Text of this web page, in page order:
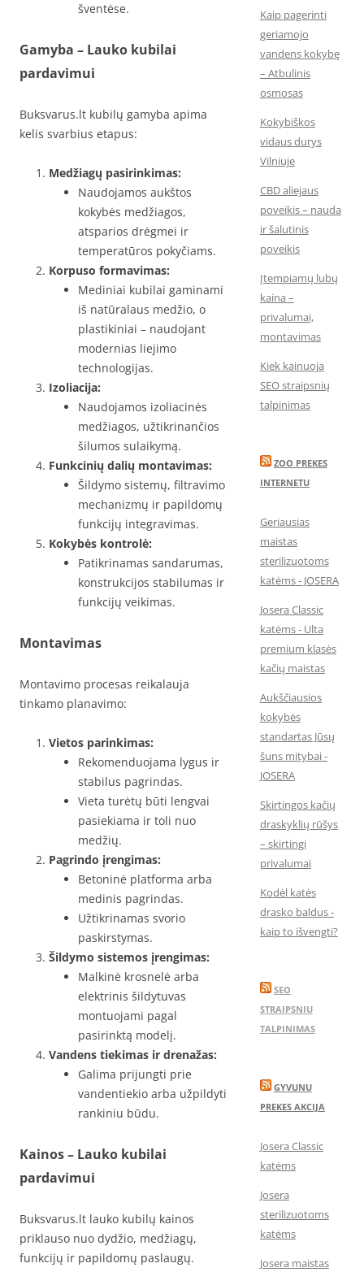
šventėse.
Gamyba – Lauko kubilai
pardavimui
Buksvarus.lt kubilų gamyba apima
kelis svarbius etapus:
Medžiagų pasirinkimas:
Naudojamos aukštos
kokybės medžiagos,
atsparios drėgmei ir
temperatūros pokyčiams.
Korpuso formavimas:
Mediniai kubilai gaminami
iš natūralaus medžio, o
plastikiniai – naudojant
modernias liejimo
technologijas.
Izoliacija:
Naudojamos izoliacinės
medžiagos, užtikrinančios
šilumos sulaikymą.
Funkcinių dalių montavimas:
Šildymo sistemų, filtravimo
mechanizmų ir papildomų
funkcijų integravimas.
Kokybės kontrolė:
Patikrinamas sandarumas,
konstrukcijos stabilumas ir
funkcijų veikimas.
Montavimas
Montavimo procesas reikalauja
tinkamo planavimo:
Vietos parinkimas:
Rekomenduojama lygus ir
stabilus pagrindas.
Vieta turėtų būti lengvai
pasiekiama ir toli nuo
medžių.
Pagrindo įrengimas:
Betoninė platforma arba
medinis pagrindas.
Užtikrinamas svorio
paskirstymas.
Šildymo sistemos įrengimas:
Malkinė krosnelė arba
elektrinis šildytuvas
montuojami pagal
pasirinktą modelį.
Vandens tiekimas ir drenažas:
Galima prijungti prie
vandentiekio arba užpildyti
rankiniu būdu.
Kainos – Lauko kubilai
pardavimui
Buksvarus.lt lauko kubilų kainos
priklauso nuo dydžio, medžiagų,
funkcijų ir papildomų paslaugų.
Kaip pagerinti
geriamojo
vandens kokybę
– Atbulinis
osmosas
Kokybiškos
vidaus durys
Vilniuje
CBD aliejaus
poveikis – nauda
ir šalutinis
poveikis
Įtempiamų lubų
kaina –
privalumai,
montavimas
Kiek kainuoja
SEO straipsnių
talpinimas
ZOO PREKES
INTERNETU
Geriausias
maistas
sterilizuotoms
katėms - JOSERA
Josera Classic
katėms - Ulta
premium klasės
kačių maistas
Aukščiausios
kokybės
standartas Jūsų
šuns mitybai -
JOSERA
Skirtingos kačių
draskyklių rūšys
– skirtingi
privalumai
Kodėl katės
drasko baldus -
kaip to išvengti?
SEO
STRAIPSNIU
TALPINIMAS
GYVUNU
PREKES AKCIJA
Josera Classic
katėms
Josera
sterilizuotoms
katėms
Josera maistas